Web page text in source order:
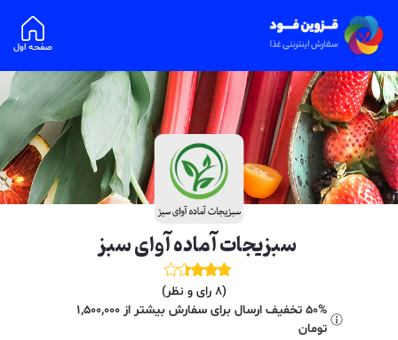
صفحه اول
سبزیجات آماده آوای سبز
(
8 رای و نظر)
50% تخفیف ارسال برای سفارش بیشتر از 1,500,000
تومان